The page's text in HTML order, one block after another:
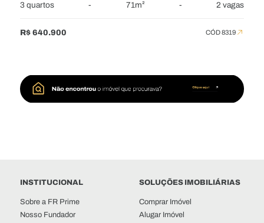
3 quartos - 71m² - 2 vagas
R$ 640.900 CÓD 8319
INSTITUCIONAL
Sobre a FR Prime
Nosso Fundador
SOLUÇÕES IMOBILIÁRIAS
Comprar Imóvel
Alugar Imóvel